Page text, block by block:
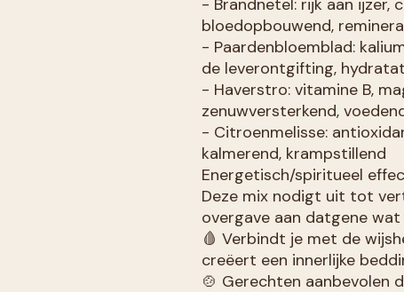
- Brandnetel: rijk aan ijzer,
bloedopbouwend,
- Paardenbloemblad:
de leverontgifting,
- Haverstro: vitamine B,
zenuwversterkend,
- Citroenmelisse:
kalmerend, krampstillend
Energetisch/spiritueel
Deze mix nodigt uit tot
overgave aan datgene
🩸 Verbindt je met de
creëert een innerlijke
🍲 Gerechten aanbevolen